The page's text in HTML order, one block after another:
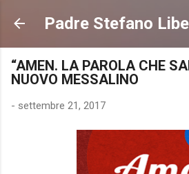
Passa ai contenuti
Padre Stefano
“AMEN. LA PAROLA CHE
NUOVO MESSALINO
- settembre 21, 2017